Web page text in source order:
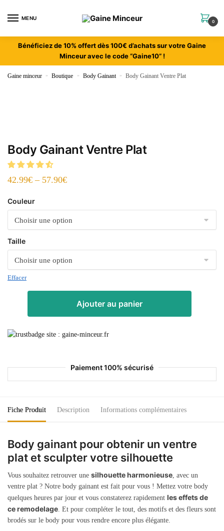
MENU
0
Bénéficiez de 10% offert dès 100€ d’achats sur votre Gaine
Minceur avec le code “Gaine10” !
Gaine minceur » Boutique » Body Gainant » Body Gainant Ventre Plat
Body Gainant Ventre Plat
42.99€ – 57.90€
Couleur
Taille
Effacer
Ajouter au panier
Paiement 100% sécurisé
Fiche Produit Description Informations complémentaires
Body gainant pour obtenir un ventre
plat et sculpter votre silhouette
Vous souhaitez retrouver une silhouette harmonieuse, avec un
ventre plat ? Notre body gainant est fait pour vous ! Mettez votre body
quelques heures par jour et vous constaterez rapidement les effets de
ce remodelage. Et pour compléter le tout, des motifs et des fleurs sont
brodés sur le body pour vous rendre encore plus élégante.